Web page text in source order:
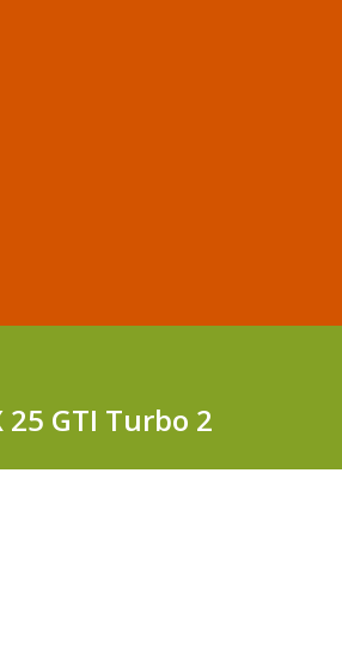
25 GTI Turbo 2